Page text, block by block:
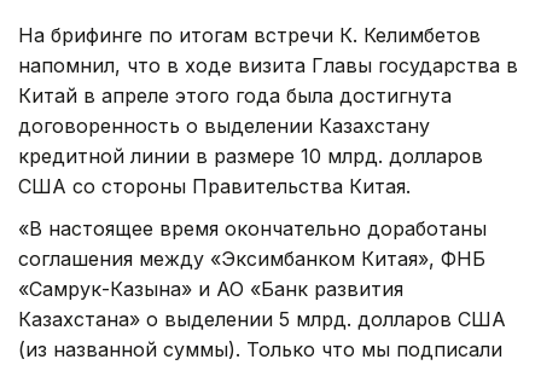
На брифинге по итогам встречи К. Келимбетов
напомнил, что в ходе визита Главы государства в
Китай в апреле этого года была достигнута
договоренность о выделении Казахстану
кредитной линии в размере 10 млрд. долларов
США со стороны Правительства Китая.
«В настоящее время окончательно доработаны
соглашения между «Эксимбанком Китая», ФНБ
«Самрук-Казына» и АО «Банк развития
Казахстана» о выделении 5 млрд. долларов США
(из названной суммы). Только что мы подписали